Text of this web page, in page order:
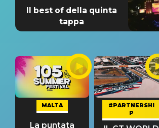
Il best of della quinta
tappa
MALTA
La puntata
#PARTNERSHI
P